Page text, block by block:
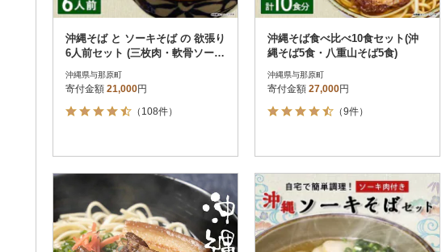
ソフトバンクまとめて支払い
d払い
金融機関(Pay-easy決済)
結果を見る（
沖縄そば と ソーキそば の 欲張り
6人前セット (三枚肉・軟骨ソーキ
付き) 沖縄 の味をご自宅で!
沖縄県与那原町
寄付金額 21,000円
（108件）
沖縄そば食べ比べ10食セット(沖
縄そば5食・八重山そば5食)
沖縄県与那原町
寄付金額 27,000円
（9件）